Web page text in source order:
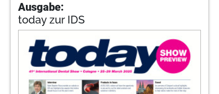
Ausgabe:
today zur IDS